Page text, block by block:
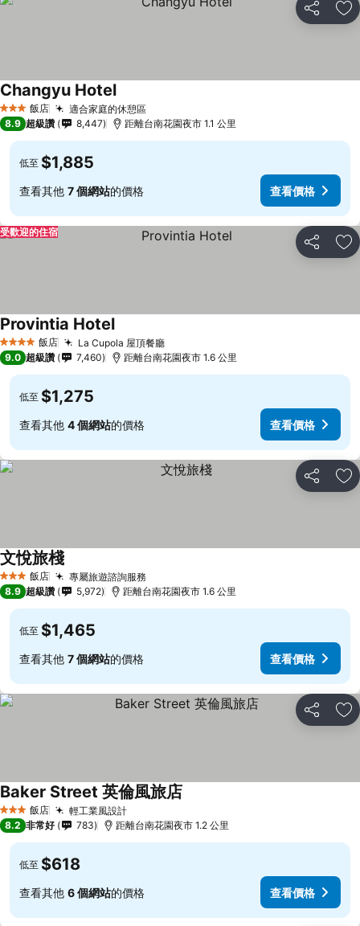
分享 加
3 星級 飯店 適合家庭的休憩區
Changyu Hotel
8.9 超級讚 8,447 距離台南花園夜市 1.1 公里
低至 $1,885
查看其他 7 個網站的價格 查看價格
分享 加
受歡迎的住宿
4 星級 飯店 La Cupola 屋頂餐廳
Provintia Hotel
9.0 超級讚 7,460 距離台南花園夜市 1.6 公里
低至 $1,275
查看其他 4 個網站的價格 查看價格
分享 加
3 星級 飯店 專屬旅遊諮詢服務
文悅旅棧
8.9 超級讚 5,972 距離台南花園夜市 1.6 公里
低至 $1,465
查看其他 7 個網站的價格 查看價格
分享 加
3 星級 飯店 輕工業風設計
Baker Street 英倫風旅店
8.2 非常好 783 距離台南花園夜市 1.2 公里
低至 $618
查看其他 6 個網站的價格 查看價格